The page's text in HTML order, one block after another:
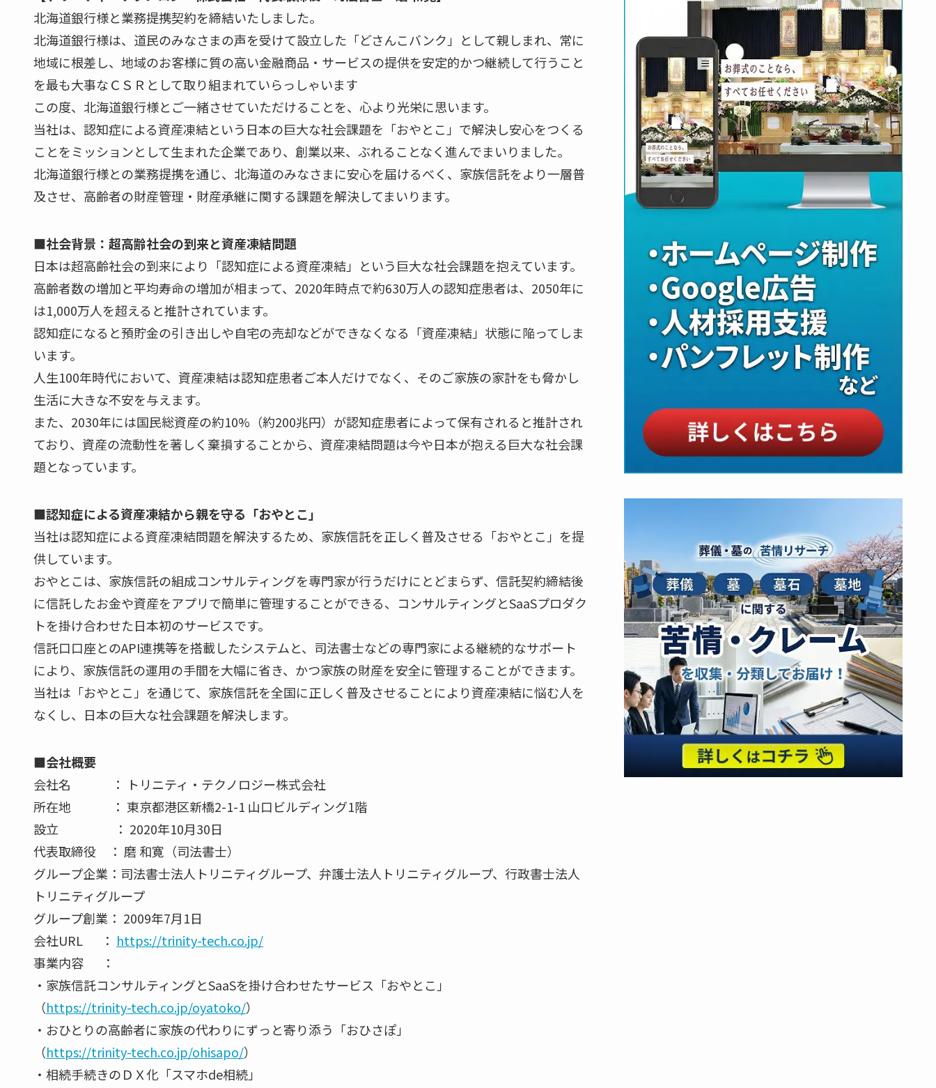
北海道銀行様と業務提携契約を締結いたしました。
北海道銀行様は、道民のみなさまの声を受けて設立した「どさんこバンク」として親しまれ、常に
地域に根差し、地域のお客様に質の高い金融商品・サービスの提供を安定的かつ継続して行うこと
を最も大事なＣＳＲとして取り組まれていらっしゃいます
この度、北海道銀行様とご一緒させていただけることを、心より光栄に思います。
当社は、認知症による資産凍結という日本の巨大な社会課題を「おやとこ」で解決し安心をつくる
ことをミッションとして生まれた企業であり、創業以来、ぶれることなく進んでまいりました。
北海道銀行様との業務提携を通じ、北海道のみなさまに安心を届けるべく、家族信託をより一層普
及させ、高齢者の財産管理・財産承継に関する課題を解決してまいります。
■社会背景：超高齢社会の到来と資産凍結問題
日本は超高齢社会の到来により「認知症による資産凍結」という巨大な社会課題を抱えています。
高齢者数の増加と平均寿命の増加が相まって、2020年時点で約630万人の認知症患者は、2050年に
は1,000万人を超えると推計されています。
認知症になると預貯金の引き出しや自宅の売却などができなくなる「資産凍結」状態に陥ってしま
います。
人生100年時代において、資産凍結は認知症患者ご本人だけでなく、そのご家族の家計をも脅かし
生活に大きな不安を与えます。
また、2030年には国民総資産の約10%（約200兆円）が認知症患者によって保有されると推計され
ており、資産の流動性を著しく棄損することから、資産凍結問題は今や日本が抱える巨大な社会課
題となっています。
■認知症による資産凍結から親を守る「おやとこ」
当社は認知症による資産凍結問題を解決するため、家族信託を正しく普及させる「おやとこ」を提
供しています。
おやとこは、家族信託の組成コンサルティングを専門家が行うだけにとどまらず、信託契約締結後
に信託したお⾦や資産をアプリで簡単に管理することができる、コンサルティングとSaaSプロダク
トを掛け合わせた日本初のサービスです。
信託口口座とのAPI連携等を搭載したシステムと、司法書士などの専門家による継続的なサポート
により、家族信託の運用の手間を大幅に省き、かつ家族の財産を安全に管理することができます。
当社は「おやとこ」を通じて、家族信託を全国に正しく普及させることにより資産凍結に悩む人を
なくし、日本の巨大な社会課題を解決します。
■会社概要
会社名 ： トリニティ・テクノロジー株式会社
所在地 ： 東京都港区新橋2-1-1 山口ビルディング1階
設立 ： 2020年10月30日
代表取締役 ： 磨 和寛（司法書士）
グループ企業：司法書士法人トリニティグループ、弁護士法人トリニティグループ、行政書士法人
トリニティグループ
グループ創業： 2009年7月1日
会社URL ： https://trinity-tech.co.jp/
事業内容 ：
・家族信託コンサルティングとSaaSを掛け合わせたサービス「おやとこ」
（https://trinity-tech.co.jp/oyatoko/）
・おひとりの高齢者に家族の代わりにずっと寄り添う「おひさぽ」
（https://trinity-tech.co.jp/ohisapo/）
・相続手続きのＤＸ化「スマホde相続」